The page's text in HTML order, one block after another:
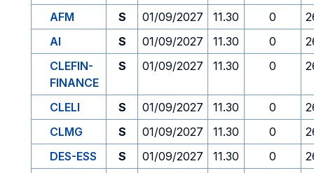
AFM
S 01/09/2027 11.30 0
AI
S 01/09/2027 11.30 0
CLEFIN-
FINANCE
S 01/09/2027 11.30 0
CLELI S 01/09/2027 11.30 0
CLMG
S 01/09/2027 11.30 0
DES-ESS
S 01/09/2027 11.30 0